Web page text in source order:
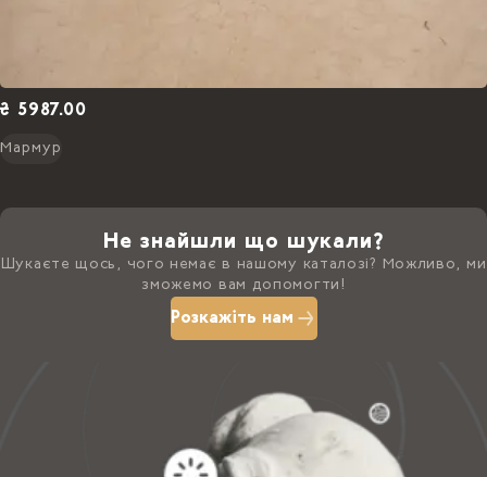
₴ 5987.00
Мармур
Не знайшли що шукали?
Шукаєте щось, чого немає в нашому каталозі? Можливо, ми
зможемо вам допомогти!
Розкажіть нам